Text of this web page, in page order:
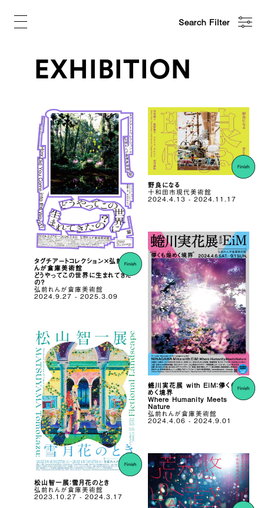
EXHIBITION
Search Filter
タグチアートコレクション×弘前れ
んが倉庫美術館
どうやってこの世界に⽣まれてきた
の？
弘前れんが倉庫美術館
2024.9.27 - 2025.3.09
野良になる
十和田市現代美術館
2024.4.13 - 2024.11.17
蜷川実花展 with EiM：儚くも煌
めく境界
Where Humanity Meets
Nature
弘前れんが倉庫美術館
2024.4.06 - 2024.9.01
松⼭智⼀展：雪⽉花のとき
弘前れんが倉庫美術館
2023.10.27 - 2024.3.17